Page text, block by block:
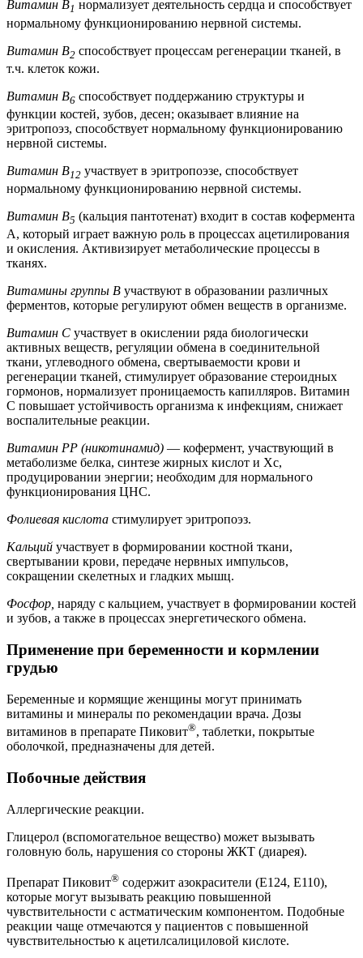
Витамин В1 нормализует деятельность сердца и способствует
нормальному функционированию нервной системы.
Витамин В2 способствует процессам регенерации тканей, в
т.ч. клеток кожи.
Витамин В6 способствует поддержанию структуры и
функции костей, зубов, десен; оказывает влияние на
эритропоэз, способствует нормальному функционированию
нервной системы.
Витамин В12 участвует в эритропоэзе, способствует
нормальному функционированию нервной системы.
Витамин B5 (кальция пантотенат) входит в состав кофермента
А, который играет важную роль в процессах ацетилирования
и окисления. Активизирует метаболические процессы в
тканях.
Витамины группы В участвуют в образовании различных
ферментов, которые регулируют обмен веществ в организме.
Витамин С участвует в окислении ряда биологически
активных веществ, регуляции обмена в соединительной
ткани, углеводного обмена, свертываемости крови и
регенерации тканей, стимулирует образование стероидных
гормонов, нормализует проницаемость капилляров. Витамин
С повышает устойчивость организма к инфекциям, снижает
воспалительные реакции.
Витамин РР (никотинамид) — кофермент, участвующий в
метаболизме белка, синтезе жирных кислот и Хс,
продуцировании энергии; необходим для нормального
функционирования ЦНС.
Фолиевая кислота стимулирует эритропоэз.
Кальций участвует в формировании костной ткани,
свертывании крови, передаче нервных импульсов,
сокращении скелетных и гладких мышц.
Фосфор, наряду с кальцием, участвует в формировании костей
и зубов, а также в процессах энергетического обмена.
Применение при беременности и кормлении
грудью
Беременные и кормящие женщины могут принимать
витамины и минералы по рекомендации врача. Дозы
витаминов в препарате Пиковит®, таблетки, покрытые
оболочкой, предназначены для детей.
Побочные действия
Аллергические реакции.
Глицерол (вспомогательное вещество) может вызывать
головную боль, нарушения со стороны ЖКТ (диарея).
Препарат Пиковит® содержит азокрасители (Е124, Е110),
которые могут вызывать реакцию повышенной
чувствительности с астматическим компонентом. Подобные
реакции чаще отмечаются у пациентов с повышенной
чувствительностью к ацетилсалициловой кислоте.